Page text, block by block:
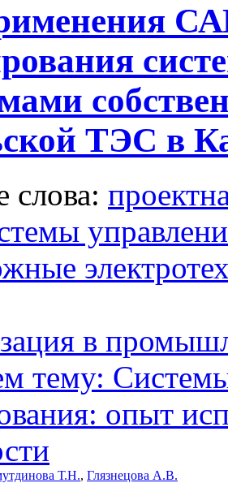
ТЭС в
слова:
в
тему:
опыт
Т.Н., Глязнецова А.В.